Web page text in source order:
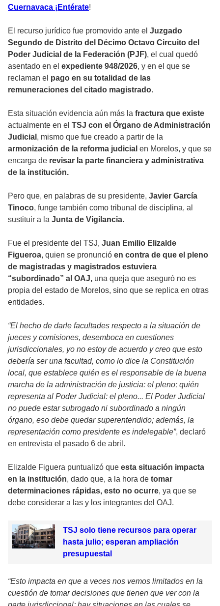
Cuernavaca ¡Entérate!
El recurso jurídico fue promovido ante el Juzgado
Segundo de Distrito del Décimo Octavo Circuito del
Poder Judicial de la Federación (PJF), el cual quedó
asentado en el expediente 948/2026, y en el que se
reclaman el pago en su totalidad de las
remuneraciones del citado magistrado.
Esta situación evidencia aún más la fractura que existe
actualmente en el TSJ con el Órgano de Administración
Judicial , mismo que fue creado a partir de la
armonización de la reforma judicial en Morelos, y que se
encarga de revisar la parte financiera y administrativa
de la institución.
Pero que, en palabras de su presidente, Javier García
Tinoco, funge también como tribunal de disciplina, al
sustituir a la Junta de Vigilancia.
Fue el presidente del TSJ, Juan Emilio Elizalde
Figueroa, quien se pronunció en contra de que el pleno
de magistradas y magistrados estuviera
“subordinado” al OAJ, una queja que aseguró no es
propia del estado de Morelos, sino que se replica en otras
entidades.
“El hecho de darle facultades respecto a la situación de
jueces y comisiones, desemboca en cuestiones
jurisdiccionales, yo no estoy de acuerdo y creo que esto
debería ser una facultad, como lo dice la Constitución
local, que establece quién es el responsable de la buena
marcha de la administración de justicia: el pleno; quién
representa al Poder Judicial: el pleno... El Poder Judicial
no puede estar subrogado ni subordinado a ningún
órgano, eso debe quedar superentendido; además, la
representación como presidente es indelegable”, declaró
en entrevista el pasado 6 de abril.
Elizalde Figuera puntualizó que esta situación impacta
en la institución, dado que, a la hora de tomar
determinaciones rápidas, esto no ocurre, ya que se
debe considerar a las y los integrantes del OAJ.
TSJ solo tiene recursos para operar
hasta julio; esperan ampliación
presupuestal
“Esto impacta en que a veces nos vemos limitados en la
cuestión de tomar decisiones que tienen que ver con la